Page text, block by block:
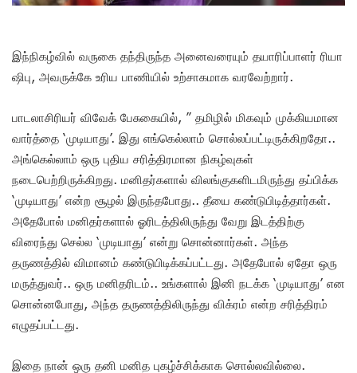
இந்நிகழ்வில் வருகை தந்திருந்த அனைவரையும் தயாரிப்பாளர் ரியா
ஷிபு, அவருக்கே உரிய பாணியில் உற்சாகமாக வரவேற்றார்.‌
பாடலாசிரியர் விவேக் பேசுகையில், ” தமிழில் மிகவும் முக்கியமான
வார்த்தை ‘முடியாது’. இது எங்கெல்லாம் சொல்லப்பட்டிருக்கிறதோ..
அங்கெல்லாம் ஒரு புதிய சரித்திரமான நிகழ்வுகள்
நடைபெற்றிருக்கிறது. மனிதர்களால் விலங்குகளிடமிருந்து தப்பிக்க
‘முடியாது’ என்ற சூழல் இருந்தபோது.. தீயை கண்டுபிடித்தார்கள்.
அதேபோல் மனிதர்களால் ஓரிடத்திலிருந்து வேறு இடத்திற்கு
விரைந்து செல்ல ‘முடியாது’ என்று சொன்னார்கள். அந்த
தருணத்தில் விமானம் கண்டுபிடிக்கப்பட்டது. அதேபோல் ஏதோ ஒரு
மருத்துவர்.. ஒரு மனிதரிடம்.. உங்களால் இனி நடக்க ‘முடியாது’ என
சொன்னபோது, அந்த தருணத்திலிருந்து விக்ரம் என்ற சரித்திரம்
எழுதப்பட்டது.
இதை நான் ஒரு தனி மனித புகழ்ச்சிக்காக சொல்லவில்லை.